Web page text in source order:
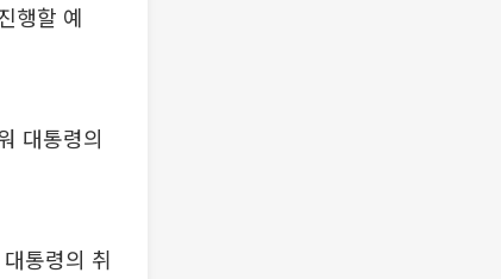
행할 예
대통령의
통령의 취